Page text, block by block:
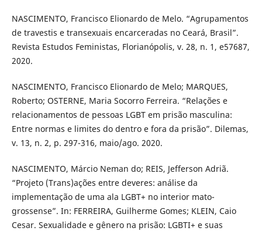
NASCIMENTO, Francisco Elionardo de Melo. “Agrupamentos
de travestis e transexuais encarceradas no Ceará, Brasil”.
Revista Estudos Feministas, Florianópolis, v. 28, n. 1, e57687,
2020.
NASCIMENTO, Francisco Elionardo de Melo; MARQUES,
Roberto; OSTERNE, Maria Socorro Ferreira. “Relações e
relacionamentos de pessoas LGBT em prisão masculina:
Entre normas e limites do dentro e fora da prisão”. Dilemas,
v. 13, n. 2, p. 297-316, maio/ago. 2020.
NASCIMENTO, Márcio Neman do; REIS, Jefferson Adriã.
“Projeto (Trans)ações entre deveres: análise da
implementação de uma ala LGBT+ no interior mato-
grossense”. In: FERREIRA, Guilherme Gomes; KLEIN, Caio
Cesar. Sexualidade e gênero na prisão: LGBTI+ e suas